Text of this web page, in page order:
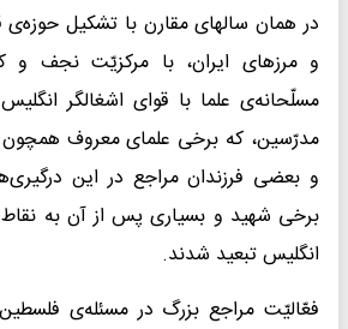
در همان سالهای مقارن با تشکیل حوزه‌ی
و مرزهای ایران، با مرکزیّت نجف
مسلّحانه‌ی علما با قوای اشغالگر
مدرّسین، که برخی علمای معروف
و بعضی فرزندان مراجع در این
برخی شهید و بسیاری پس از آن به
انگلیس تبعید شدند.
فعّالیّت مراجع بزرگ در مسئله‌ی